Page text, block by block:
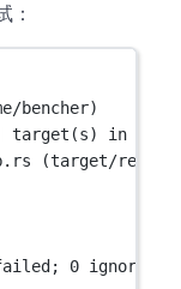
：
bencher)
target(s) in
(target/release/
0 ignored;